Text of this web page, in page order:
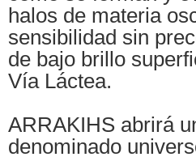
halos de materia
sensibilidad sin
de bajo brillo
Vía Láctea.
ARRAKIHS abrirá
denominado